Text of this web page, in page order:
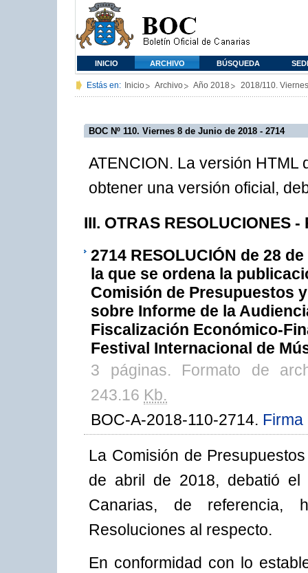
INICIO ARCHIVO BÚSQUEDA
Estás en: Inicio Archivo Año 2018 2018/110.
BOC Nº 110. Viernes 8 de Junio de 2018 - 2714
ATENCION. La versión HTML
obtener una versión oficial,
III. OTRAS RESOLUCIONES
2714 RESOLUCIÓN de 28
la que se ordena la
Comisión de Presupuestos
sobre Informe de la
Fiscalización Económico-
Festival Internacional de
3 páginas. Formato de
243.16 Kb.
BOC-A-2018-110-2714. Firma
La Comisión de
de abril de 2018, debatió
Canarias, de referencia,
Resoluciones al respecto.
En conformidad con lo